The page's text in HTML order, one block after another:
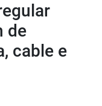
de
cable e